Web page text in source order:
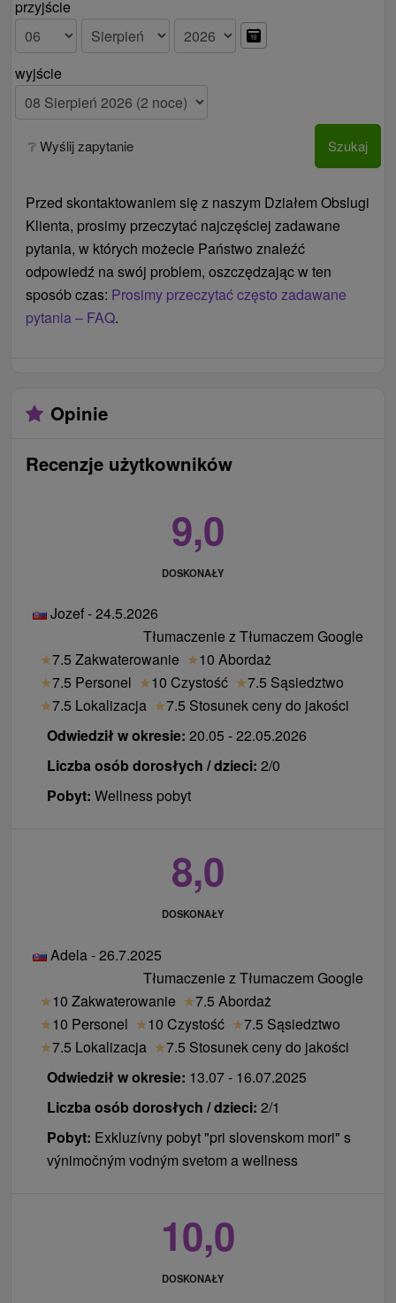
jest dozwolone.
przyjście
wyjście
❔ Wyślij zapytanie Szukaj
Przed skontaktowaniem się z naszym Działem Obslugi
Klienta, prosimy przeczytać najczęściej zadawane
pytania, w których możecie Państwo znaleźć
odpowiedź na swój problem, oszczędzając w ten
sposób czas: Prosimy przeczytać często zadawane
pytania – FAQ.
Opinie
Recenzje użytkowników
9,0
DOSKONAŁY
Jozef - 24.5.2026
Tłumaczenie z Tłumaczem Google
★7.5 Zakwaterowanie ★10 Abordaż
★7.5 Personel ★10 Czystość ★7.5 Sąsiedztwo
★7.5 Lokalizacja ★7.5 Stosunek ceny do jakości
Odwiedził w okresie: 20.05 - 22.05.2026
Liczba osób dorosłych / dzieci: 2/0
Pobyt: Wellness pobyt
8,0
DOSKONAŁY
Adela - 26.7.2025
Tłumaczenie z Tłumaczem Google
★10 Zakwaterowanie ★7.5 Abordaż
★10 Personel ★10 Czystość ★7.5 Sąsiedztwo
★7.5 Lokalizacja ★7.5 Stosunek ceny do jakości
Odwiedził w okresie: 13.07 - 16.07.2025
Liczba osób dorosłych / dzieci: 2/1
Pobyt: Exkluzívny pobyt "pri slovenskom mori" s
výnimočným vodným svetom a wellness
10,0
DOSKONAŁY